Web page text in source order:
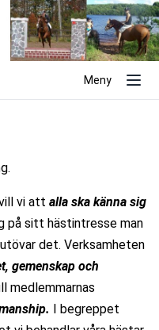
Meny
vi att alla ska känna sig
på sitt hästintresse man
det. Verksamheten
gemenskap och
I begreppet